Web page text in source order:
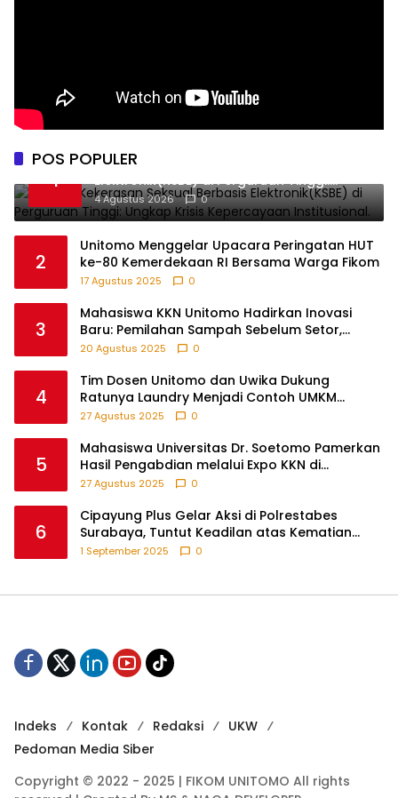
POS POPULER
1
Darurat Kekerasan Seksual Berbasis
Elektronik(KSBE) di Perguruan Tinggi:
Ungkap Krisis Kepercayaan Institusional.
4 Agustus 2026 0
2
Unitomo Menggelar Upacara Peringatan HUT
ke-80 Kemerdekaan RI Bersama Warga Fikom
17 Agustus 2025 0
3
Mahasiswa KKN Unitomo Hadirkan Inovasi
Baru: Pemilahan Sampah Sebelum Setor,
Anak-anak Turut Partisipasi Lewat Game
20 Agustus 2025 0
4
Tim Dosen Unitomo dan Uwika Dukung
Ratunya Laundry Menjadi Contoh UMKM
Berbasis Teknologi
27 Agustus 2025 0
5
Mahasiswa Universitas Dr. Soetomo Pamerkan
Hasil Pengabdian melalui Expo KKN di
Krejengan, Probolinggo
27 Agustus 2025 0
6
Cipayung Plus Gelar Aksi di Polrestabes
Surabaya, Tuntut Keadilan atas Kematian
Pengemudi Ojek Online dan Tindakan Represif
1 September 2025 0
Indeks Kontak Redaksi
UKW
Pedoman Media Siber
Copyright © 2022 - 2025 | FIKOM UNITOMO All rights